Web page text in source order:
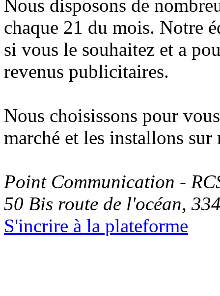
Nous disposons de
chaque 21 du mois. Notre
si vous le souhaitez et a
revenus publicitaires.
Nous choisissons pour
marché et les installons
Point Communication -
50 Bis route de l'océan,
S'incrire à la plateforme